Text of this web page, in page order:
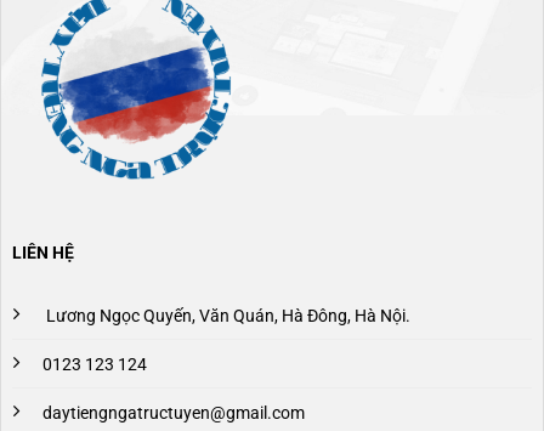
LIÊN HỆ
Lương Ngọc Quyến, Văn Quán, Hà Đông, Hà Nội.
0123 123 124
daytiengngatructuyen@gmail.com